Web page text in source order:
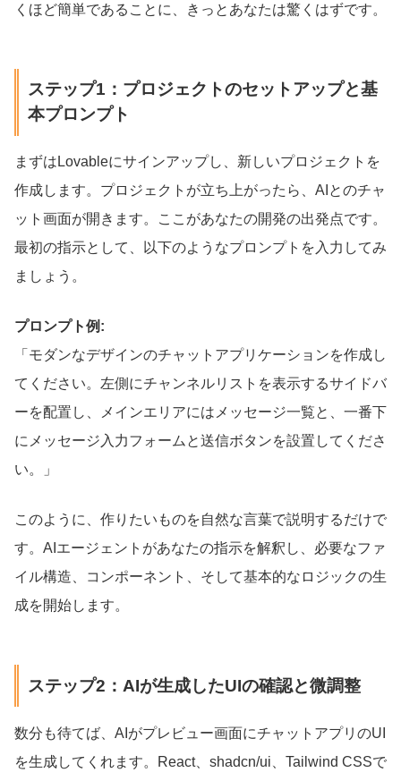
くほど簡単であることに、きっとあなたは驚くはずです。
ステップ1：プロジェクトのセットアップと基
本プロンプト
まずはLovableにサインアップし、新しいプロジェクトを
作成します。プロジェクトが立ち上がったら、AIとのチャ
ット画面が開きます。ここがあなたの開発の出発点です。
最初の指示として、以下のようなプロンプトを入力してみ
ましょう。
プロンプト例:
「モダンなデザインのチャットアプリケーションを作成し
てください。左側にチャンネルリストを表示するサイドバ
ーを配置し、メインエリアにはメッセージ一覧と、一番下
にメッセージ入力フォームと送信ボタンを設置してくださ
い。」
このように、作りたいものを自然な言葉で説明するだけで
す。AIエージェントがあなたの指示を解釈し、必要なファ
イル構造、コンポーネント、そして基本的なロジックの生
成を開始します。
ステップ2：AIが生成したUIの確認と微調整
数分も待てば、AIがプレビュー画面にチャットアプリのUI
を生成してくれます。React、shadcn/ui、Tailwind CSSで